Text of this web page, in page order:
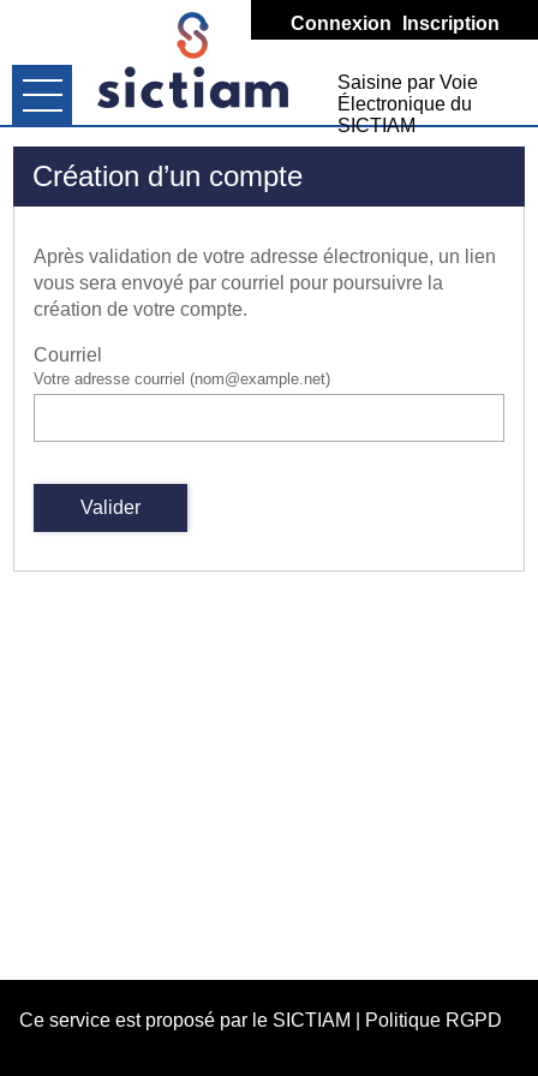
Saisine par Voie
Électronique du
SICTIAM
Connexion Inscription
Ouvrir le menu
Mon compte
Nous contacter
Porte-documents
Création d’un compte
Après validation de votre adresse électronique, un lien
vous sera envoyé par courriel pour poursuivre la
création de votre compte.
Courriel
Votre adresse courriel (nom@example.net)
Valider
Ce service est proposé par le SICTIAM Politique RGPD